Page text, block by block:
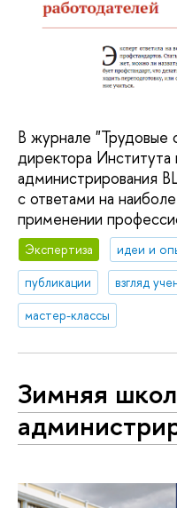
В журнале "Трудовые
директора Института
администрирования
с ответами на
применении
Экспертиза
идеи и
публикации
взгляд
мастер-классы
Зимняя